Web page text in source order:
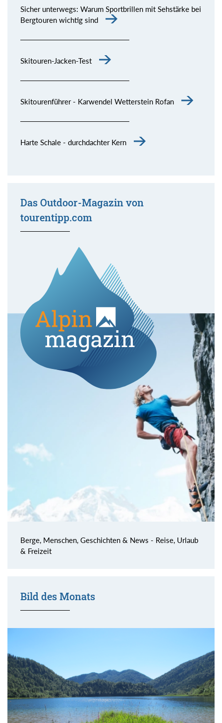
Sicher unterwegs: Warum Sportbrillen mit Sehstärke bei
Bergtouren wichtig sind
Skitouren-Jacken-Test
Skitourenführer - Karwendel Wetterstein Rofan
Harte Schale - durchdachter Kern
Das Outdoor-Magazin von
tourentipp.com
Berge, Menschen, Geschichten & News - Reise, Urlaub
& Freizeit
Bild des Monats